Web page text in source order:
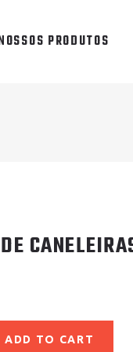
PRODUTOS
ADD TO CART